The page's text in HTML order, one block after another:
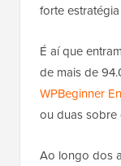
forte
É aí que
de mais de
WPBeginner
ou duas sobre
Ao longo dos